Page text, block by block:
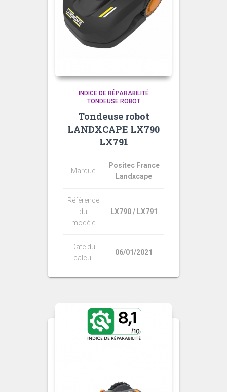
INDICE DE RÉPARABILITÉ
TONDEUSE ROBOT
Tondeuse robot
LANDXCAPE LX790
LX791
Marque
Positec France
Landxcape
Référence
du
modèle
LX790 / LX791
Date du
calcul
06/01/2021